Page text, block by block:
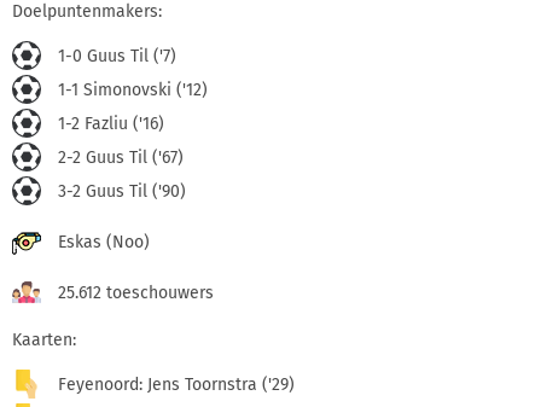
Doelpuntenmakers:
1-0 Guus Til ('7)
1-1 Simonovski ('12)
1-2 Fazliu ('16)
2-2 Guus Til ('67)
3-2 Guus Til ('90)
Eskas (Noo)
25.612 toeschouwers
Kaarten:
Feyenoord: Jens Toornstra ('29)